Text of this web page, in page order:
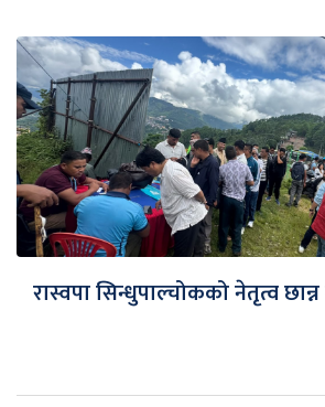
रास्वपा सिन्धुपाल्चोकको नेतृत्व